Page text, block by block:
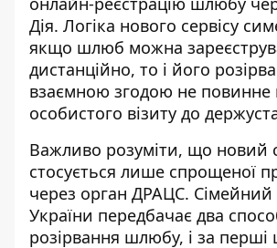
Дія. Логіка нового сервісу
якщо шлюб можна
дистанційно, то і його
взаємною згодою не повинне
особистого візиту до
Важливо розуміти, що новий
стосується лише спрощеної
через орган ДРАЦС. Сімейний
України передбачає два
розірвання шлюбу, і за перші